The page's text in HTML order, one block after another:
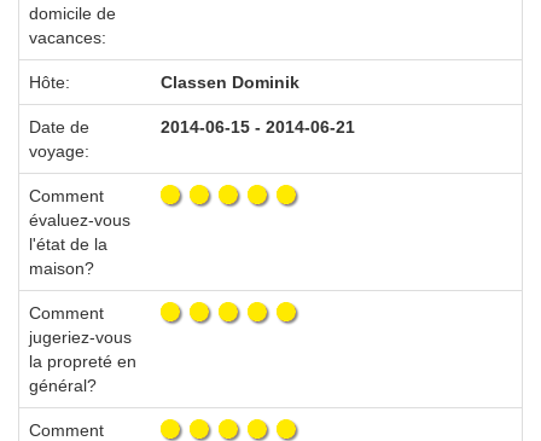
domicile de
vacances:
Hôte: Classen Dominik
Date de
voyage:
2014-06-15 - 2014-06-21
Comment
évaluez-vous
l'état de la
maison?
Comment
jugeriez-vous
la propreté en
général?
Comment